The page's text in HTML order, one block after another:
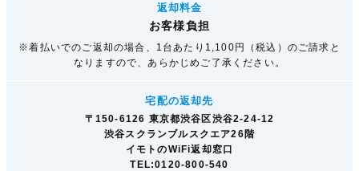
返却料金
お客様負担
※着払いでのご返却の場合、1台あたり1,100円（税込）のご請求と
なりますので、あらかじめご了承ください。
宅配の返却先
〒150-6126 東京都渋谷区渋谷2-24-12
渋谷スクランブルスクエア26階
イモトのWiFi返却窓口
TEL:0120-800-540